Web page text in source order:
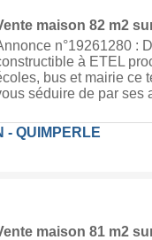
maison 82 m2
n°19261280 :
à ETEL
bus et mairie ce
séduire de par ses
- QUIMPERLE
maison 81 m2